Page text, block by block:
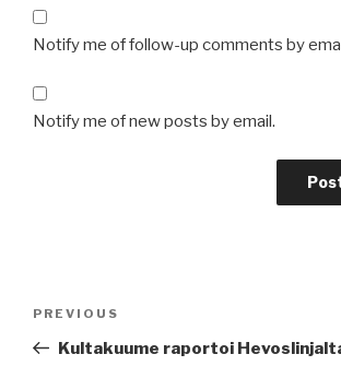
Notify me of follow-up comments by
Notify me of new posts by email.
Previous
Post
PREVIOUS
Kultakuume raportoi